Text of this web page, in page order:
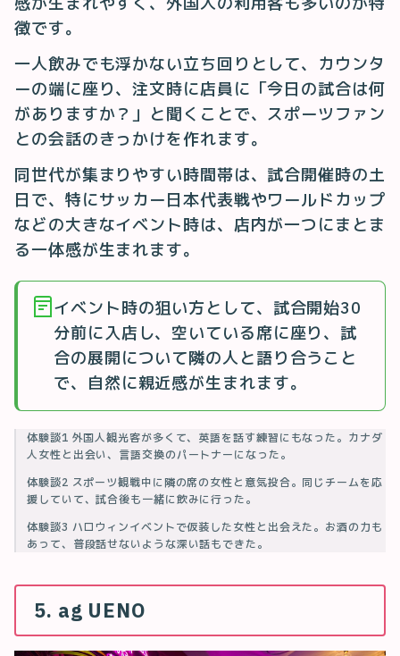
徴です。
一人飲みでも浮かない立ち回りとして、カウンタ
ーの端に座り、注文時に店員に「今日の試合は何
がありますか？」と聞くことで、スポーツファン
との会話のきっかけを作れます。
同世代が集まりやすい時間帯は、試合開催時の土
日で、特にサッカー日本代表戦やワールドカップ
などの大きなイベント時は、店内が一つにまとま
る一体感が生まれます。
イベント時の狙い方として、試合開始30
分前に入店し、空いている席に座り、試
合の展開について隣の人と語り合うこと
で、自然に親近感が生まれます。
体験談1 外国人観光客が多くて、英語を話す練習にもなった。カナダ
人女性と出会い、言語交換のパートナーになった。
体験談2 スポーツ観戦中に隣の席の女性と意気投合。同じチームを応
援していて、試合後も一緒に飲みに行った。
体験談3 ハロウィンイベントで仮装した女性と出会えた。お酒の力も
あって、普段話せないような深い話もできた。
5. ag UENO